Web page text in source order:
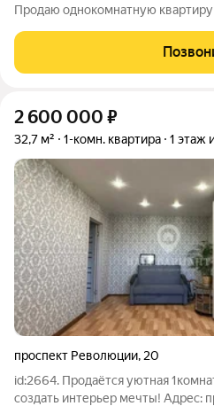
Продаю однокомнатную квартиру
дом - 3 этаж (всего 3) - общая
кухня 5 кв м
2 600 000 ₽
32,7 м² 1-комн. квартира 1 этаж
проспект Революции, 20
id:2664. Продаётся уютная 1комнатная квартира ваш шанс
создать интерьер мечты! Адрес: пр. Революции, д. 20. Этаж: